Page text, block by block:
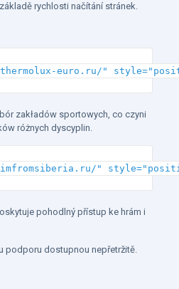
rychlosti načítání stránek.
euro.ru/"
zakładów sportowych, co czyni
różnych dyscyplin.
"
pohodlný přístup ke hrám i
podporu dostupnou nepřetržitě.